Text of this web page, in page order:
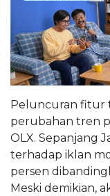
Peluncuran fitur
perubahan tren
OLX. Sepanjang
terhadap iklan
persen
Meski demikian,